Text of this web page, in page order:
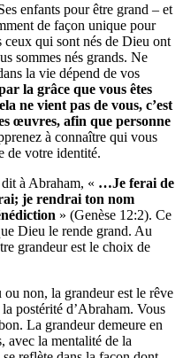
enfants pour être grand – et
de façon unique pour
ceux qui sont nés de Dieu ont
sommes nés grands. Ne
la vie dépend de vos
la grâce que vous êtes
ne vient pas de vous, c’est
œuvres, afin que personne
à connaître qui vous
de votre identité.
à Abraham, « …Je ferai de
je rendrai ton nom
» (Genèse 12:2). Ce
Dieu le rende grand. Au
grandeur est le choix de
non, la grandeur est le rêve
postérité d’Abraham. Vous
La grandeur demeure en
avec la mentalité de la